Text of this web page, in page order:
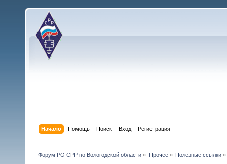
Начало Помощь Поиск Вход Регистрация
Форум РО СРР по Вологодской области » Прочее» Полезные ссылки»